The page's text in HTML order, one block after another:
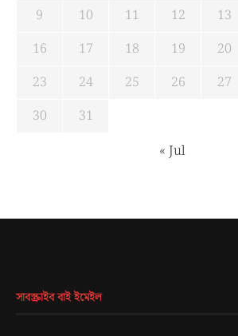
9
10 11 12 13
16
17 18 19 20
23
24 25 26 27
30
31
« Jul
সাবস্ক্রাইব বাই ইমেইল